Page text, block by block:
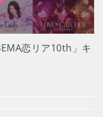
恋リア10th」キ